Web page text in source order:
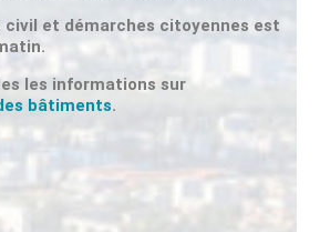
civil et démarches citoyennes est
les informations sur
bâtiments.